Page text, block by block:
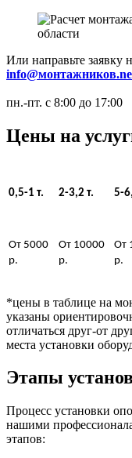
Или направьте заявку
пн.-пт. с 8:00 до 17:00
Цены на
0,5-1 т. 2-3,2 т. 5-
От 5000
р.
От 10000
р.
От
р.
*цены в таблице на
указаны
отличаться друг-от
места установки
Этапы
Процесс установки
нашими
этапов: